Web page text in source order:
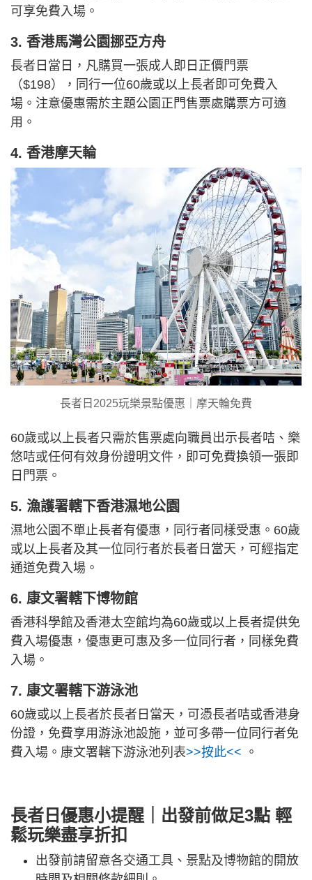
可享免費入場。
3. 香港馬灣公園挪亞方舟
長者日當日，凡購買一張成人即日正價門票
（$198），同行一位60歲或以上長者即可免費入
場。注意優惠需於主題公園正門售票處購票方可適
用。
4. 香港摩天輪
長者日2025玩樂景點優惠｜摩天輪免費
60歲或以上長者只需於售票處向職員出示長者咭、樂
悠咭或任何有效身份證明文件，即可免費換領一張即
日門票。
5. 漁護署轄下香港濕地公園
濕地公園不單止長者有優惠，同行者同樣受惠。60歲
或以上長者及其一位同行者於長者日當天，可經指定
通道免費入場。
6. 康文署轄下博物館
香港科學館及香港太空館均為60歲或以上長者提供免
費入場優惠，優惠更可惠及多一位同行者，同樣免費
入場。
7. 康文署轄下游泳池
60歲或以上長者於長者日當天，可憑長者咭或香港身
份證，免費享用游泳池設施，並可多帶一位同行者免
費入場。康文署轄下游泳池列表>>按此<< 。
長者日優惠小提醒｜出發前做足3點 輕
鬆玩樂盡享折扣
出發前請留意各交通工具、景點及博物館的開放